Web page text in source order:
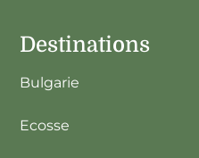
Destinations
Bulgarie
Ecosse